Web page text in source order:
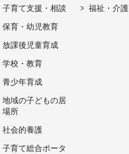
子育て支援・相談
保育・幼児教育
放課後児童育成
学校・教育
青少年育成
地域の子どもの居
場所
社会的養護
子育て総合ポータ
福祉・介護